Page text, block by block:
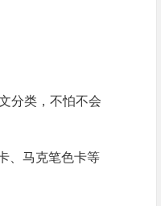
分类，不怕不会
、马克笔色卡等